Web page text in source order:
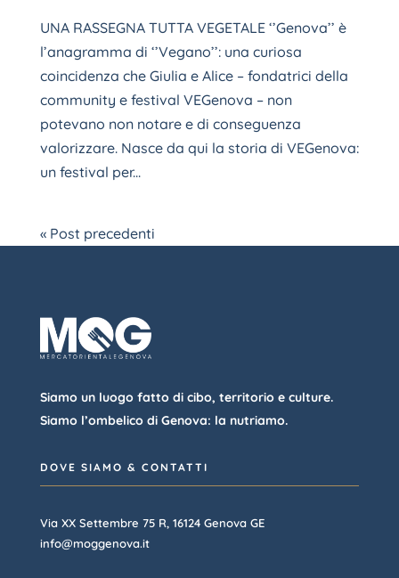
UNA RASSEGNA TUTTA VEGETALE ‘’Genova’’ è
l’anagramma di ‘’Vegano’’: una curiosa
coincidenza che Giulia e Alice – fondatrici della
community e festival VEGenova – non
potevano non notare e di conseguenza
valorizzare. Nasce da qui la storia di VEGenova:
un festival per...
« Post precedenti
Siamo un luogo fatto di cibo, territorio e culture.
Siamo l’ombelico di Genova: la nutriamo.
DOVE SIAMO & CONTATTI
Via XX Settembre 75 R, 16124 Genova GE
info@moggenova.it